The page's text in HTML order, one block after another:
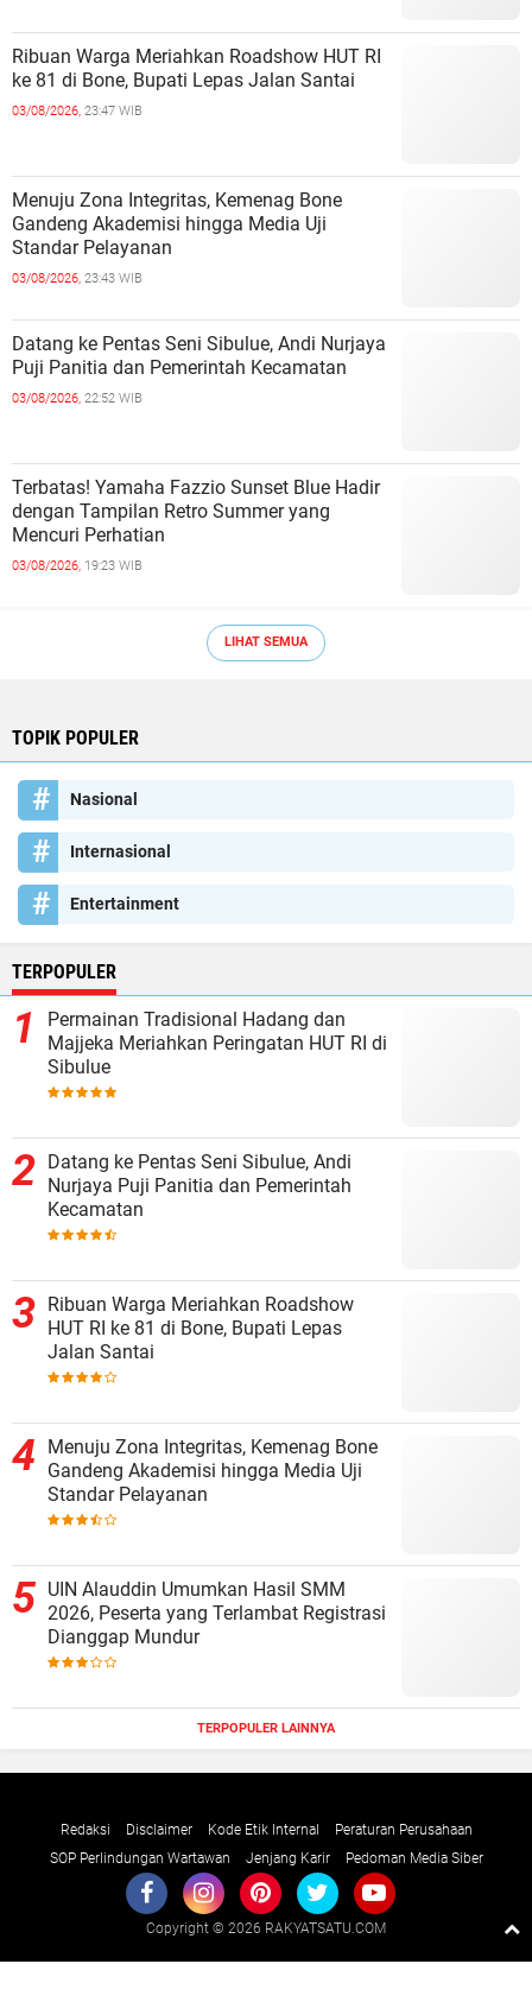
Ribuan Warga Meriahkan Roadshow HUT RI
ke 81 di Bone, Bupati Lepas Jalan Santai
03/08/2026, 23:47 WIB
Menuju Zona Integritas, Kemenag Bone
Gandeng Akademisi hingga Media Uji
Standar Pelayanan
03/08/2026, 23:43 WIB
Datang ke Pentas Seni Sibulue, Andi Nurjaya
Puji Panitia dan Pemerintah Kecamatan
03/08/2026, 22:52 WIB
Terbatas! Yamaha Fazzio Sunset Blue Hadir
dengan Tampilan Retro Summer yang
Mencuri Perhatian
03/08/2026, 19:23 WIB
LIHAT SEMUA
TOPIK POPULER
Nasional
Internasional
Entertainment
TERPOPULER
Permainan Tradisional Hadang dan
Majjeka Meriahkan Peringatan HUT RI di
Sibulue
Datang ke Pentas Seni Sibulue, Andi
Nurjaya Puji Panitia dan Pemerintah
Kecamatan
Ribuan Warga Meriahkan Roadshow
HUT RI ke 81 di Bone, Bupati Lepas
Jalan Santai
Menuju Zona Integritas, Kemenag Bone
Gandeng Akademisi hingga Media Uji
Standar Pelayanan
UIN Alauddin Umumkan Hasil SMM
2026, Peserta yang Terlambat Registrasi
Dianggap Mundur
TERPOPULER LAINNYA
Redaksi Disclaimer Kode Etik Internal
Peraturan Perusahaan
SOP Perlindungan Wartawan
Jenjang Karir Pedoman Media Siber
Copyright © 2026 RAKYATSATU.COM
Raushan